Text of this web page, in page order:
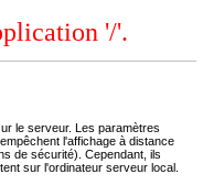
'/'.
le serveur. Les paramètres
l'affichage à distance
de sécurité). Cependant, ils
sur l'ordinateur serveur local.